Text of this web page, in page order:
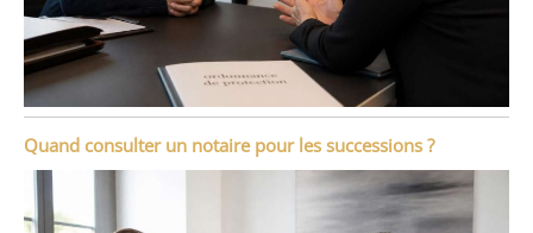
Quand consulter un notaire pour les successions ?